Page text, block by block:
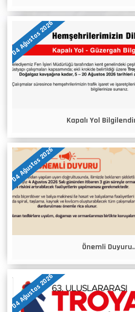
04 Ağustos 2026
Kapalı Yol
04 Ağustos 2026
Önemli Duyuru..
04 Ağustos 2026